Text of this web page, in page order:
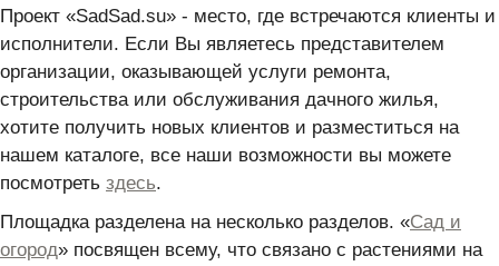
Проект «SadSad.su» - место, где встречаются клиенты и
исполнители. Если Вы являетесь представителем
организации, оказывающей услуги ремонта,
строительства или обслуживания дачного жилья,
хотите получить новых клиентов и разместиться на
нашем каталоге, все наши возможности вы можете
посмотреть здесь.
Площадка разделена на несколько разделов. «Сад и
огород» посвящен всему, что связано с растениями на